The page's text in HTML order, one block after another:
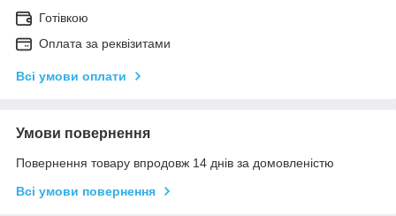
Готівкою
Оплата за реквізитами
Всі умови оплати
Умови повернення
Повернення товару впродовж 14 днів за домовленістю
Всі умови повернення